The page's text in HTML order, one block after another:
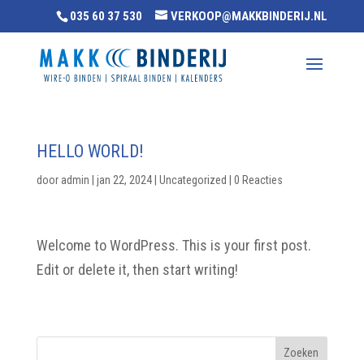
035 60 37 530 VERKOOP@MAKKBINDERIJ.NL
HELLO WORLD!
door admin jan 22, 2024| Uncategorized 0 Reacties
Welcome to WordPress. This is your first post.
Edit or delete it, then start writing!
Zoeken